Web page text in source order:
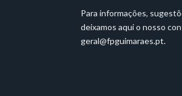
Para informações,
deixamos aqui o nosso
geral@fpguimaraes.pt.